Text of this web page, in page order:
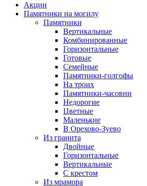
Акции
Памятники на могилу
Памятники
Вертикальные
Комбинированные
Горизонтальные
Готовые
Семейные
Памятники-голгофы
На троих
Памятники-часовни
Недорогие
Цветные
Маленькие
В Орехово-Зуево
Из гранита
Двойные
Горизонтальные
Вертикальные
С крестом
Из мрамора